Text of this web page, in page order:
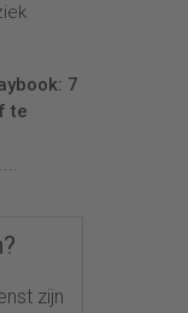
7
te
zijn